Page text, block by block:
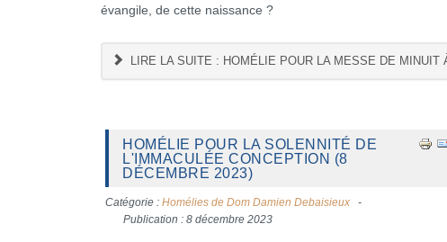
évangile, de cette naissance ?
LIRE LA SUITE : HOMÉLIE POUR LA MESSE DE MINUIT
HOMÉLIE POUR LA SOLENNITÉ DE
L'IMMACULÉE CONCEPTION (8
DÉCEMBRE 2023)
Catégorie : Homélies de Dom Damien Debaisieux
Publication : 8 décembre 2023